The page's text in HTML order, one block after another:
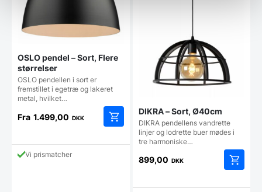
OSLO pendel – Sort, Flere
størrelser
OSLO pendellen i sort er
fremstillet i egetræ og lakeret
metal, hvilket…
Fra 1.499,00 DKK
vare
Vi prismatcher
DIKRA – Sort, Ø40cm
DIKRA pendellens vandrette
linjer og lodrette buer mødes i
tre harmoniske…
899,00 DKK